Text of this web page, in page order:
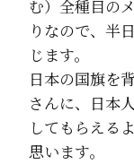
む）全種目の
りなので、半
じます。
日本の国旗を
さんに、日本
してもらえる
思います。